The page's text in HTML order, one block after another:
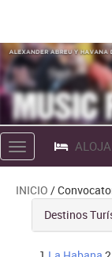
Toggle
navigation
INICIO /
Destinos